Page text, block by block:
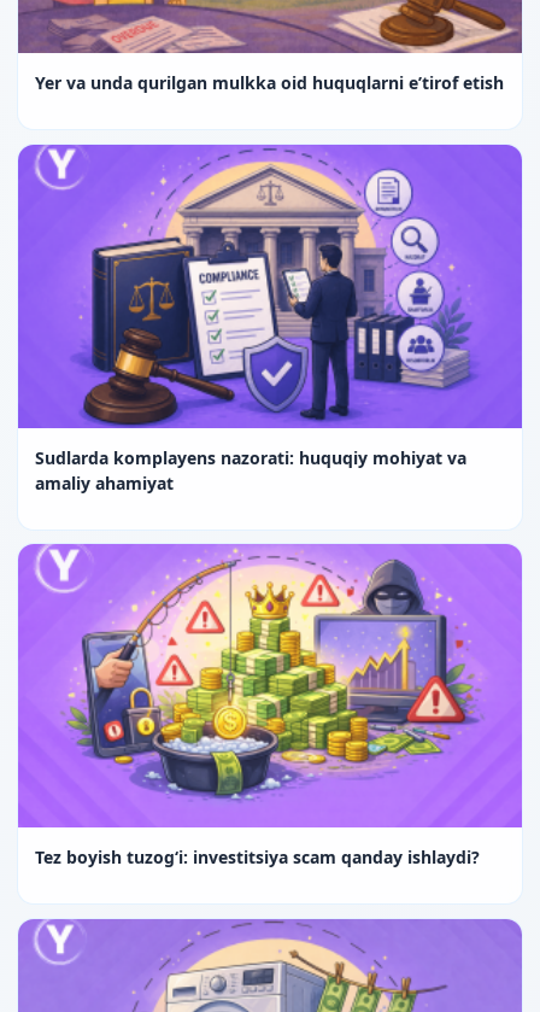
Yer va unda qurilgan mulkka oid huquqlarni e’tirof etish
Sudlarda komplayens nazorati: huquqiy mohiyat va
amaliy ahamiyat
Tez boyish tuzog‘i: investitsiya scam qanday ishlaydi?